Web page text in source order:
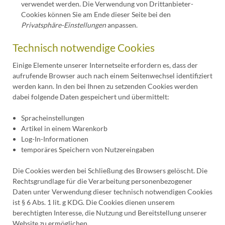
verwendet werden. Die Verwendung von Drittanbieter-
Cookies können Sie am Ende dieser Seite bei den
Privatsphäre-Einstellungenanpassen.
Technisch notwendige Cookies
Einige Elemente unserer Internetseite erfordern es, dass der
aufrufende Browser auch nach einem Seitenwechsel identifiziert
werden kann. In den bei Ihnen zu setzenden Cookies werden
dabei folgende Daten gespeichert und übermittelt:
Spracheinstellungen
Artikel in einem Warenkorb
Log-In-Informationen
temporäres Speichern von Nutzereingaben
Die Cookies werden bei Schließung des Browsers gelöscht. Die
Rechtsgrundlage für die Verarbeitung personenbezogener
Daten unter Verwendung dieser technisch notwendigen Cookies
ist § 6 Abs. 1 lit. g KDG. Die Cookies dienen unserem
berechtigten Interesse, die Nutzung und Bereitstellung unserer
Website zu ermöglichen.